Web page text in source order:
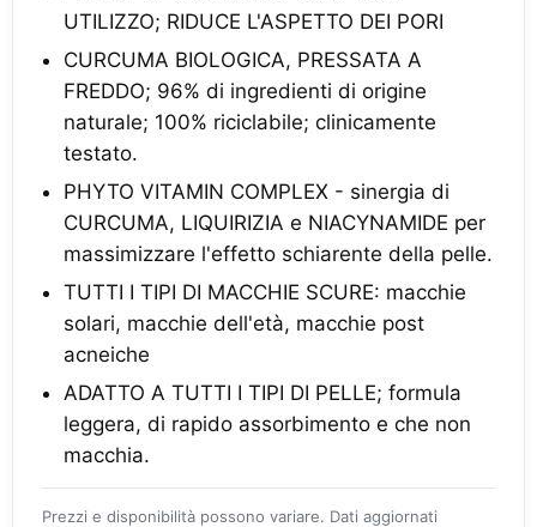
UTILIZZO; RIDUCE L'ASPETTO DEI PORI
CURCUMA BIOLOGICA, PRESSATA A
FREDDO; 96% di ingredienti di origine
naturale; 100% riciclabile; clinicamente
testato.
PHYTO VITAMIN COMPLEX - sinergia di
CURCUMA, LIQUIRIZIA e NIACYNAMIDE per
massimizzare l'effetto schiarente della pelle.
TUTTI I TIPI DI MACCHIE SCURE: macchie
solari, macchie dell'età, macchie post
acneiche
ADATTO A TUTTI I TIPI DI PELLE; formula
leggera, di rapido assorbimento e che non
macchia.
Prezzi e disponibilità possono variare. Dati aggiornati